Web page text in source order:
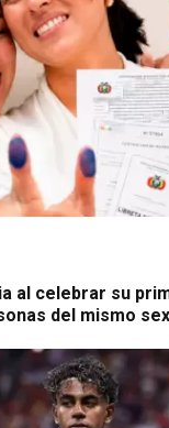
al celebrar su
del mismo